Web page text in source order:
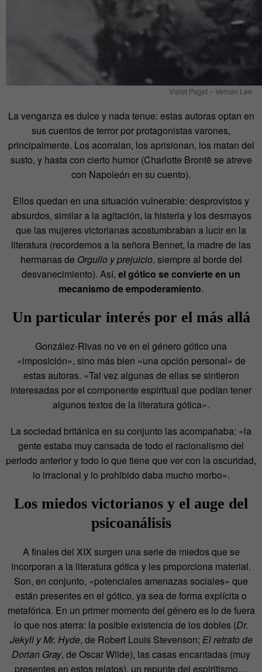
Violet Paget – Vernon Lee
La venganza es dulce y nada tenue: estas autoras optan en
sus cuentos de terror por protagonistas varones,
principalmente. Los acorralan, los aprisionan, los matan del
susto, y hasta con cierto humor (Charlotte Brontë se atreve
con Napoleón en su cuento).
Ellos quedan en una situación vulnerable: desprovistos y
absurdos, similar a la agitación, la histeria y los desmayos
que las mujeres victorianas acostumbraban a lucir en la
literatura (recordemos a la señora Bennet, la madre de las
hermanas de Orgullo y prejuicio, siempre al borde del
desvanecimiento). Así, el gótico se convierte en un
mecanismo de empoderamiento.
Un particular interés por el más allá
González-Rivas no ve en el género gótico una
«imposición», sino más bien «una opción personal» de
estas autoras. «Tal vez algunas de ellas se sintieron
interesadas por el componente espiritual que podían tener
algunos textos de la literatura gótica».
La sociedad británica en su conjunto las acompañaba: «la
gente estaba muy cansada de todo el racionalismo del
periodo anterior y todo lo que tiene que ver con la oscuridad,
lo irracional y lo prohibido daba mucho morbo».
Los miedos victorianos y el auge del
psicoanálisis
A finales del XIX surgen una serie de miedos que se
incorporan a la literatura gótica y les proporciona material.
Son, en conjunto, «potenciales amenazas sociales» que
están presentes en el gótico, ya sea de forma explícita o
metafórica. En un primer momento del género es lo de fuera
lo que nos aterra: la posible existencia de los dobles (Dr.
Jekyll y Mr. Hyde, de Robert Louis Stevenson; El retrato de
Dorian Gray, de Oscar Wilde), las casas encantadas (muy
presentes en estos relatos), un repunte del espiritismo…